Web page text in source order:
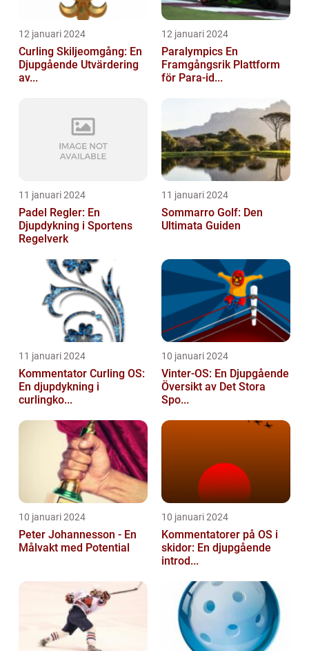
12 januari 2024
Curling Skiljeomgång: En
Djupgående Utvärdering
av...
12 januari 2024
Paralympics En
Framgångsrik Plattform
för Para-id...
11 januari 2024
Padel Regler: En
Djupdykning i Sportens
Regelverk
11 januari 2024
Sommarro Golf: Den
Ultimata Guiden
11 januari 2024
Kommentator Curling OS:
En djupdykning i
curlingko...
10 januari 2024
Vinter-OS: En Djupgående
Översikt av Det Stora
Spo...
10 januari 2024
Peter Johannesson - En
Målvakt med Potential
10 januari 2024
Kommentatorer på OS i
skidor: En djupgående
introd...